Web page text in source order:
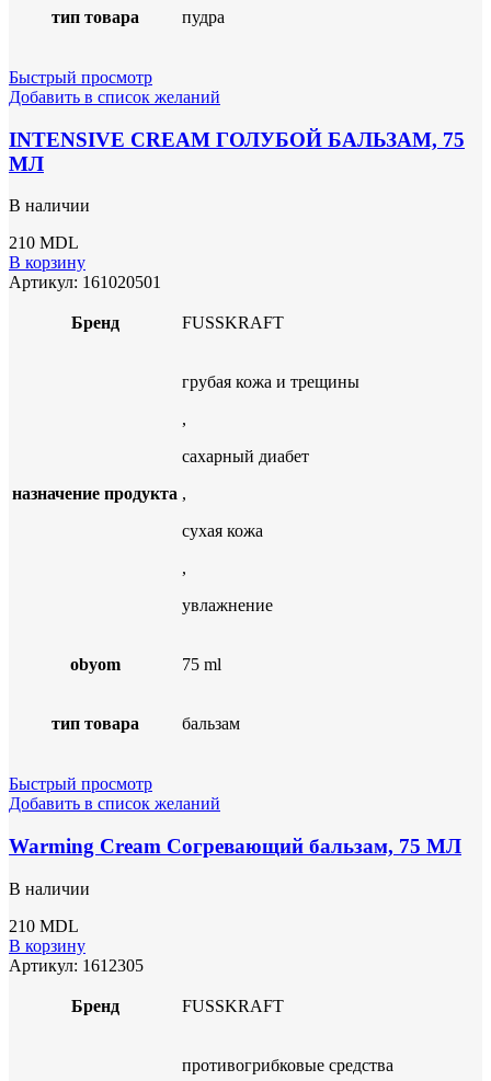
тип товара пудра
Быстрый просмотр
Добавить в список желаний
INTENSIVE CREAM ГОЛУБОЙ БАЛЬЗАМ, 75
МЛ
В наличии
210 MDL
В корзину
Артикул: 161020501
Бренд FUSSKRAFT
назначение продукта
грубая кожа и трещины
,
сахарный диабет
,
сухая кожа
,
увлажнение
obyom 75 ml
тип товара бальзам
Быстрый просмотр
Добавить в список желаний
Warming Cream Согревающий бальзам, 75 МЛ
В наличии
210 MDL
В корзину
Артикул: 1612305
Бренд FUSSKRAFT
противогрибковые средства